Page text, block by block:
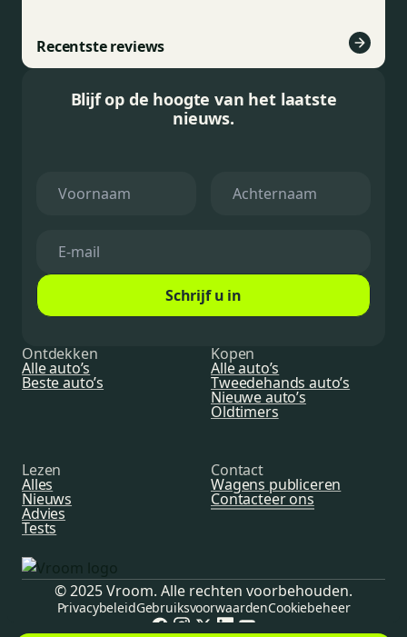
Recentste reviews
Blijf op de hoogte van het laatste
nieuws.
Schrijf u in
Ontdekken
Alle auto’s
Beste auto’s
Kopen
Alle auto’s
Tweedehands auto’s
Nieuwe auto’s
Oldtimers
Lezen
Alles
Nieuws
Advies
Tests
Contact
Wagens publiceren
Contacteer ons
© 2025 Vroom. Alle rechten voorbehouden.
PrivacybeleidGebruiksvoorwaardenCookiebeheer